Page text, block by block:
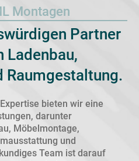
Montagen
Partner
Ladenbau,
Raumgestaltung.
bieten wir eine
darunter
Möbelmontage,
und
Team ist darauf